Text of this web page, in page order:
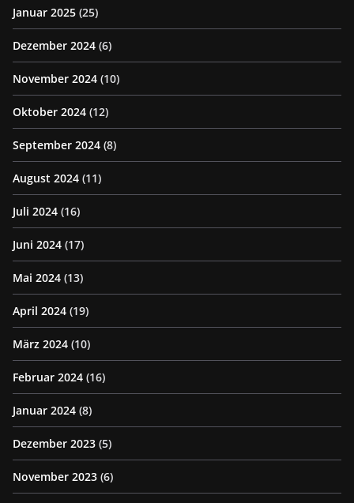
Januar 2025 (25)
Dezember 2024 (6)
November 2024 (10)
Oktober 2024 (12)
September 2024 (8)
August 2024 (11)
Juli 2024 (16)
Juni 2024 (17)
Mai 2024 (13)
April 2024 (19)
März 2024 (10)
Februar 2024 (16)
Januar 2024 (8)
Dezember 2023 (5)
November 2023 (6)